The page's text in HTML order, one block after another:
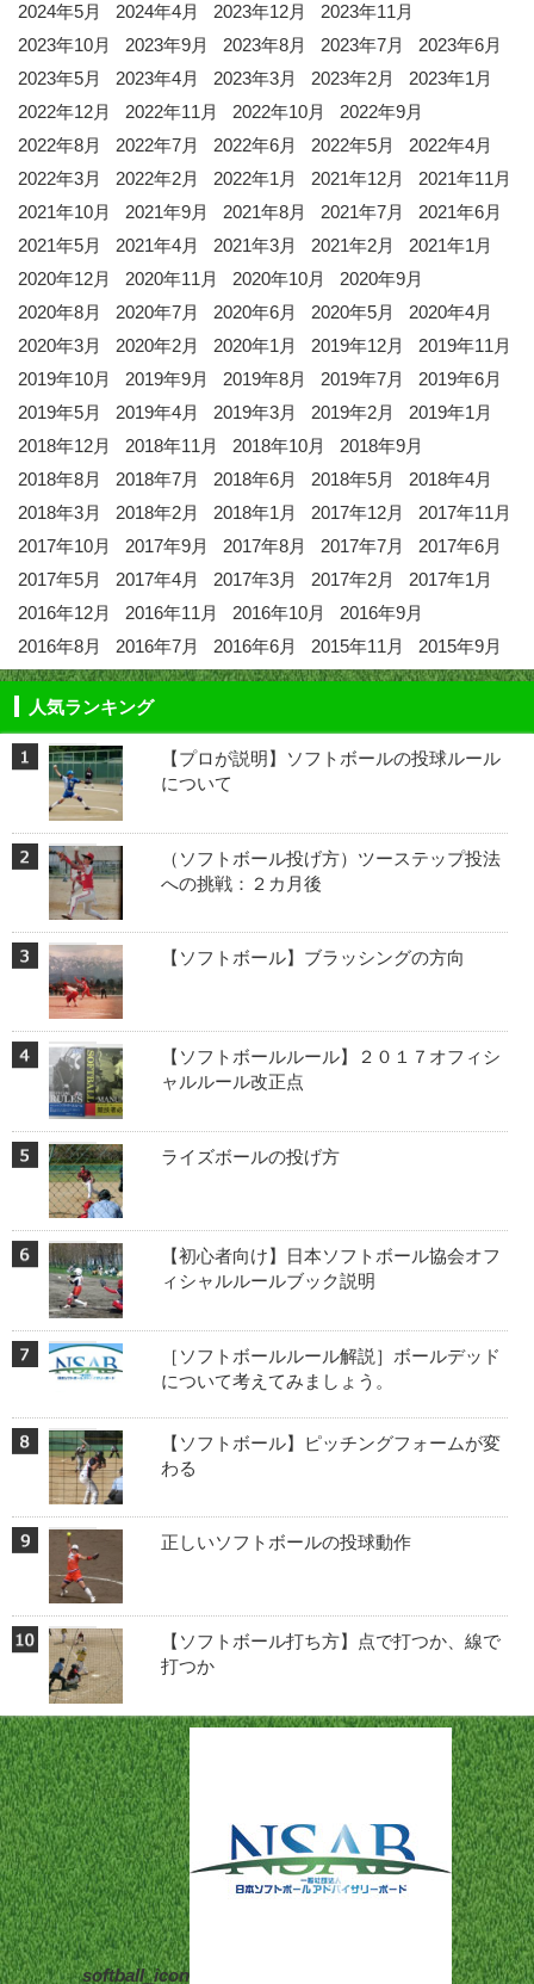
2024年5月
2024年4月 2023年12月
2023年11月
2023年10月
2023年9月 2023年8月 2023年7月
2023年6月
2023年5月
2023年4月 2023年3月 2023年2月
2023年1月
2022年12月
2022年11月 2022年10月
2022年9月
2022年8月
2022年7月 2022年6月 2022年5月
2022年4月
2022年3月
2022年2月 2022年1月 2021年12月
2021年11月
2021年10月
2021年9月 2021年8月 2021年7月
2021年6月
2021年5月
2021年4月 2021年3月 2021年2月
2021年1月
2020年12月
2020年11月 2020年10月
2020年9月
2020年8月
2020年7月 2020年6月 2020年5月
2020年4月
2020年3月
2020年2月 2020年1月 2019年12月
2019年11月
2019年10月
2019年9月 2019年8月 2019年7月
2019年6月
2019年5月
2019年4月 2019年3月 2019年2月
2019年1月
2018年12月
2018年11月 2018年10月
2018年9月
2018年8月
2018年7月 2018年6月 2018年5月
2018年4月
2018年3月
2018年2月 2018年1月 2017年12月
2017年11月
2017年10月
2017年9月 2017年8月 2017年7月
2017年6月
2017年5月
2017年4月 2017年3月 2017年2月
2017年1月
2016年12月
2016年11月 2016年10月
2016年9月
2016年8月
2016年7月 2016年6月 2015年11月 2015年9月
人気ランキング
【プロが説明】ソフトボールの投球ルール
について
（ソフトボール投げ方）ツーステップ投法
への挑戦：２カ月後
【ソフトボール】ブラッシングの方向
【ソフトボールルール】２０１７オフィシ
ャルルール改正点
ライズボールの投げ方
【初心者向け】日本ソフトボール協会オフ
ィシャルルールブック説明
［ソフトボールルール解説］ボールデッド
について考えてみましょう。
【ソフトボール】ピッチングフォームが変
わる
正しいソフトボールの投球動作
【ソフトボール打ち方】点で打つか、線で
打つか
softball_icon